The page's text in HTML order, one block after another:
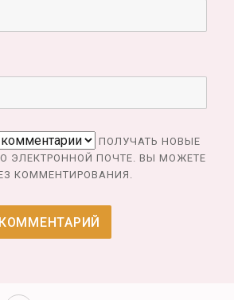
ПОЛУЧАТЬ НОВЫЕ
ЭЛЕКТРОННОЙ ПОЧТЕ. ВЫ МОЖЕТЕ
КОММЕНТИРОВАНИЯ.